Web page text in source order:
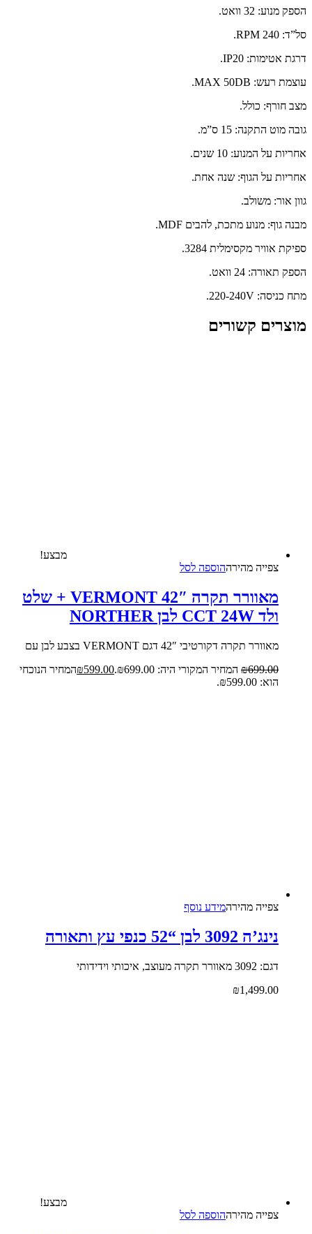
הספק מנוע: 32 וואט.
סל”ד: 240 RPM.
דרגת אטימות: IP20.
עוצמת רעש: MAX 50DB.
מצב חורף: כולל.
גובה מוט התקנה: 15 ס”מ.
אחריות על המנוע: 10 שנים.
אחריות על הגוף: שנה אחת.
גוון אור: משולב.
מבנה גוף: מנוע מתכת, להבים MDF.
ספיקת אוויר מקסימלית 3284.
הספק תאורה: 24 וואט.
מתח כניסה: 220-240V.
מוצרים קשורים
מבצע!
צפייה‬ ‫מהירה‬הוספה לסל
מאוורר תקרה 42″ VERMONT + שלט
ולד CCT 24W לבן NORTHER
מאוורר תקרה דקורטיבי 42″ דגם VERMONT בצבע לבן עם
₪699.00 המחיר המקורי היה: ₪699.00. ₪599.00
המחיר הנוכחי
הוא: ₪599.00.
צפייה‬ ‫מהירה‬מידע נוסף
נינג’ה 3092 לבן “52 כנפי עץ ותאורה
דגם: 3092 מאוורר תקרה מעוצב, איכותי וידידותי
₪1,499.00
מבצע!
צפייה‬ ‫מהירה‬הוספה לסל